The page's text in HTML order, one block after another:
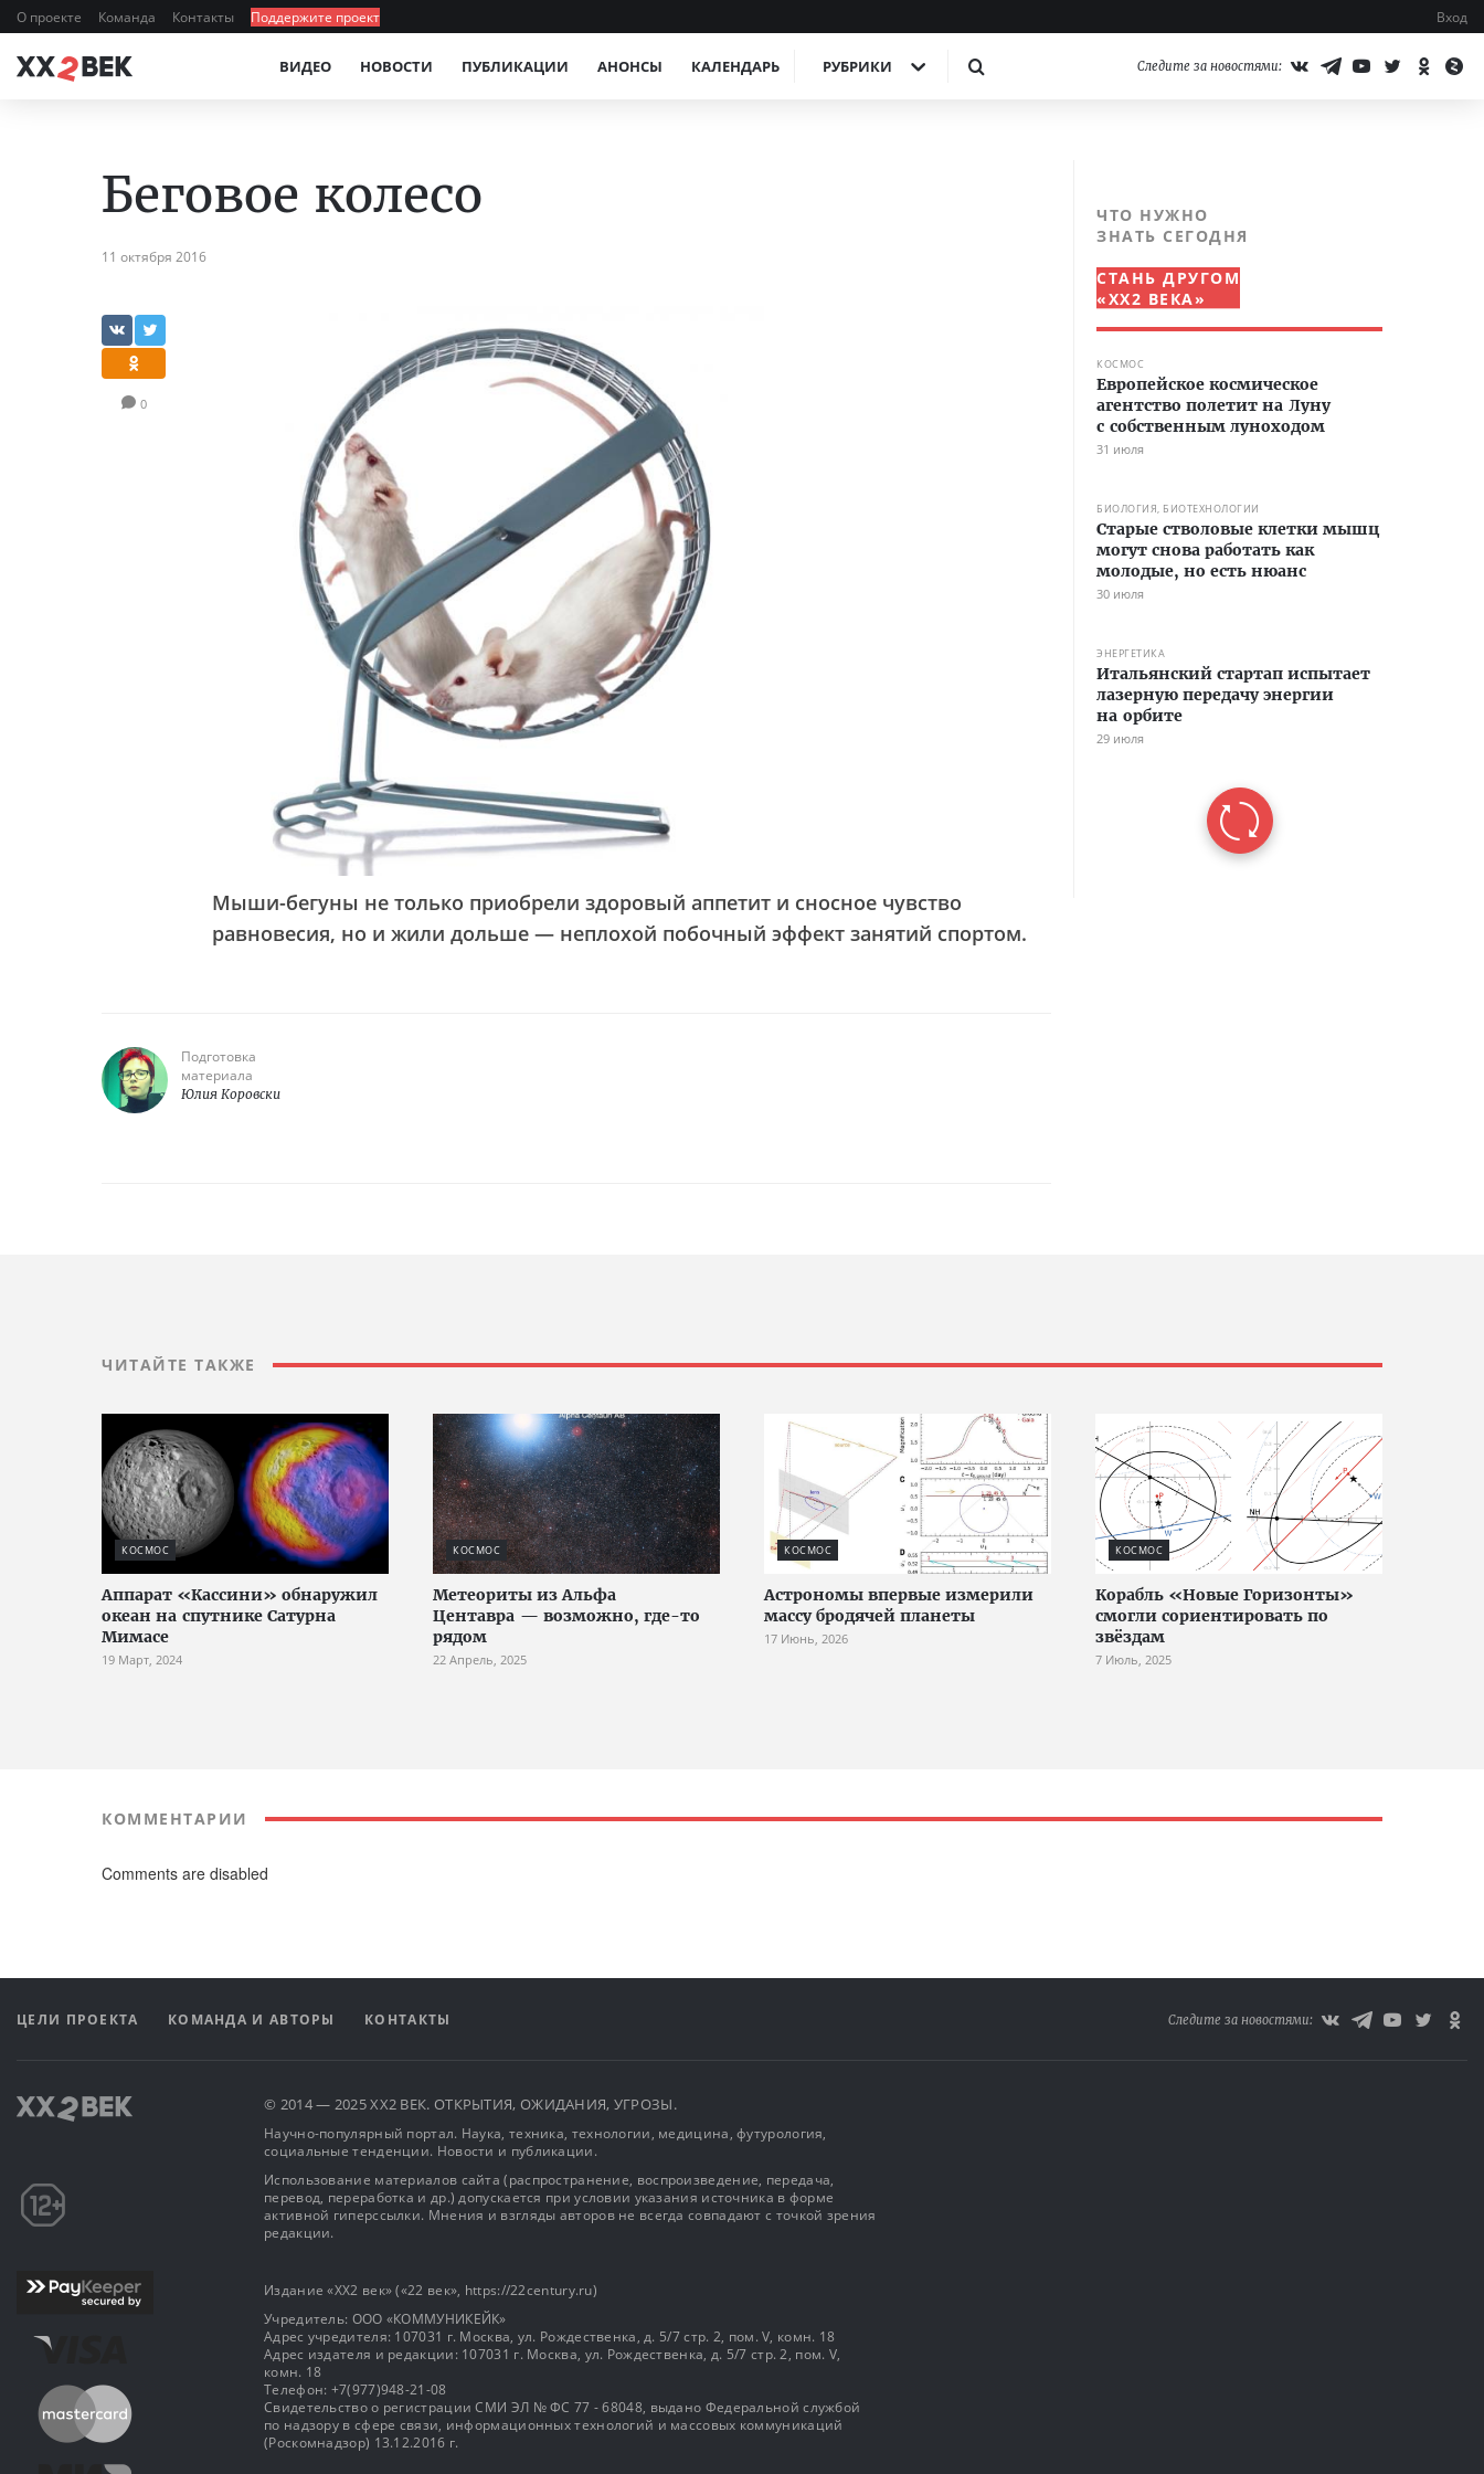
О проекте Команда Контакты Поддержите проект Вход
ВИДЕО НОВОСТИ ПУБЛИКАЦИИ АНОНСЫ КАЛЕНДАРЬ РУБРИКИ Следите за новостями:
Беговое колесо
11 октября 2016
0
Мыши-бегуны не только приобрели здоровый аппетит и сносное чувство
равновесия, но и жили дольше — неплохой побочный эффект занятий спортом.
Подготовка
материала
Юлия Коровски
ЧТО НУЖНО
ЗНАТЬ СЕГОДНЯ
СТАНЬ ДРУГОМ
«XX2 ВЕКА»
КОСМОС
Европейское космическое
агентство полетит на Луну
с собственным луноходом
31 июля
БИОЛОГИЯ, БИОТЕХНОЛОГИИ
Старые стволовые клетки мышц
могут снова работать как
молодые, но есть нюанс
30 июля
ЭНЕРГЕТИКА
Итальянский стартап испытает
лазерную передачу энергии
на орбите
29 июля
ЧИТАЙТЕ ТАКЖЕ
КОСМОС
Аппарат «Кассини» обнаружил
океан на спутнике Сатурна
Мимасе
19 Март, 2024
КОСМОС
Метеориты из Альфа
Центавра — возможно, где-то
рядом
22 Апрель, 2025
КОСМОС
Астрономы впервые измерили
массу бродячей планеты
17 Июнь, 2026
КОСМОС
Корабль «Новые Горизонты»
смогли сориентировать по
звёздам
7 Июль, 2025
КОММЕНТАРИИ
Comments are disabled
ЦЕЛИ ПРОЕКТА КОМАНДА И АВТОРЫ КОНТАКТЫ Следите за новостями:
© 2014 — 2025 XX2 ВЕК. ОТКРЫТИЯ, ОЖИДАНИЯ, УГРОЗЫ.
Научно-популярный портал. Наука, техника, технологии, медицина, футурология,
социальные тенденции. Новости и публикации.
Использование материалов сайта (распространение, воспроизведение, передача,
перевод, переработка и др.) допускается при условии указания источника в форме
активной гиперссылки. Мнения и взгляды авторов не всегда совпадают с точкой зрения
редакции.
Издание «XX2 век» («22 век», https://22century.ru)
Учредитель: OOO «КОММУНИКЕЙК»
Адрес учредителя: 107031 г. Москва, ул. Рождественка, д. 5/7 стр. 2, пом. V, комн. 18
Адрес издателя и редакции: 107031 г. Москва, ул. Рождественка, д. 5/7 стр. 2, пом. V,
комн. 18
Телефон: +7(977)948-21-08
Свидетельство о регистрации СМИ ЭЛ № ФС 77 - 68048, выдано Федеральной службой
по надзору в сфере связи, информационных технологий и массовых коммуникаций
(Роскомнадзор) 13.12.2016 г.